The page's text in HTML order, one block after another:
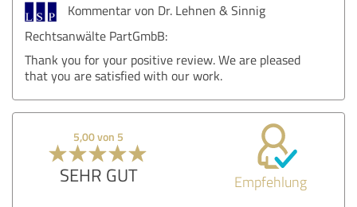
Kommentar von Dr. Lehnen & Sinnig
Rechtsanwälte PartGmbB:
Thank you for your positive review. We are pleased
that you are satisfied with our work.
5,00 von 5
SEHR GUT Empfehlung